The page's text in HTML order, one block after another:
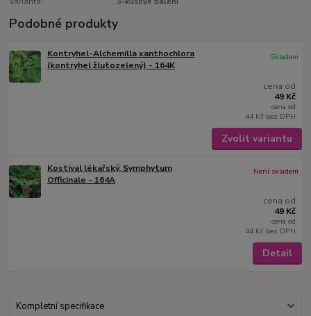
Podobné produkty
Kontryhel-Alchemilla xanthochlora
(kontryhel žlutozelený) - 164K
cena od
49 Kč
cena od
44 Kč bez DPH
Skladem
Zvolit variantu
Kostival lékařský, Symphytum
Officinale - 164A
cena od
49 Kč
cena od
44 Kč bez DPH
Není skladem
Detail
Kompletní specifikace